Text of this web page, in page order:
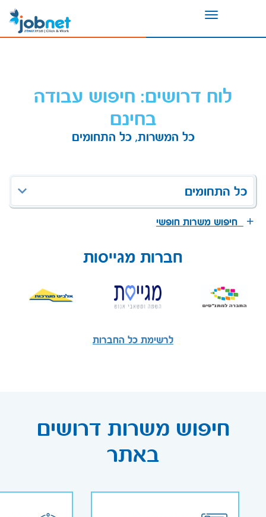
Toggle
לוח דרושים: חיפוש עבודה
בחינם
כל המשרות, כל התחומים
כל התחומים
חיפוש משרות חופשי
חברות מגייסות
לרשימת כל החברות
חיפוש משרות דרושים
באתר